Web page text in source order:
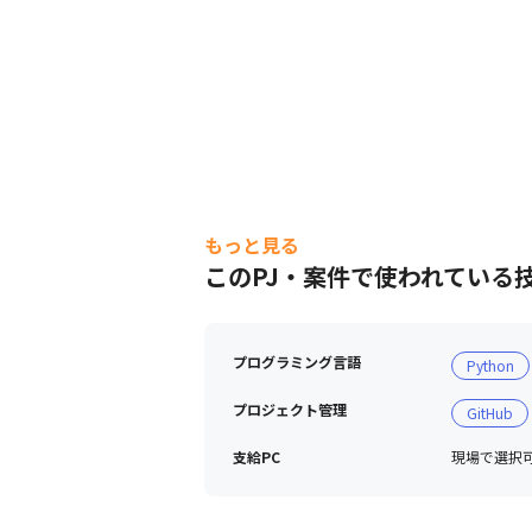
もっと見る
このPJ・案件で使われている
プログラミング言語 Python
プロジェクト管理 GitHub
支給PC 現場で選択